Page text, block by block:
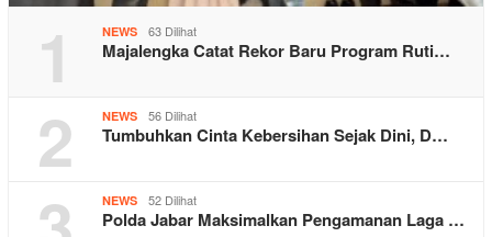
1 NEWS 63 Dilihat
Majalengka Catat Rekor Baru Program Ruti…
2 NEWS 56 Dilihat
Tumbuhkan Cinta Kebersihan Sejak Dini, D…
NEWS 52 Dilihat
Polda Jabar Maksimalkan Pengamanan Laga …